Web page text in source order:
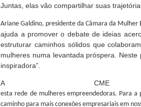
Juntas, elas vão compartilhar suas
Ariane Galdino, presidente da Câmara da
ajuda a promover o debate de ideias
estruturar caminhos sólidos que
mulheres numa levantada próspera.
inspiradora”.
A CME
esta rede de mulheres empreendedoras. Para
caminho para mais conexões empresariais em